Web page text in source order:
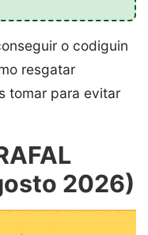
o codiguin
resgatar
tomar para evitar
2026)